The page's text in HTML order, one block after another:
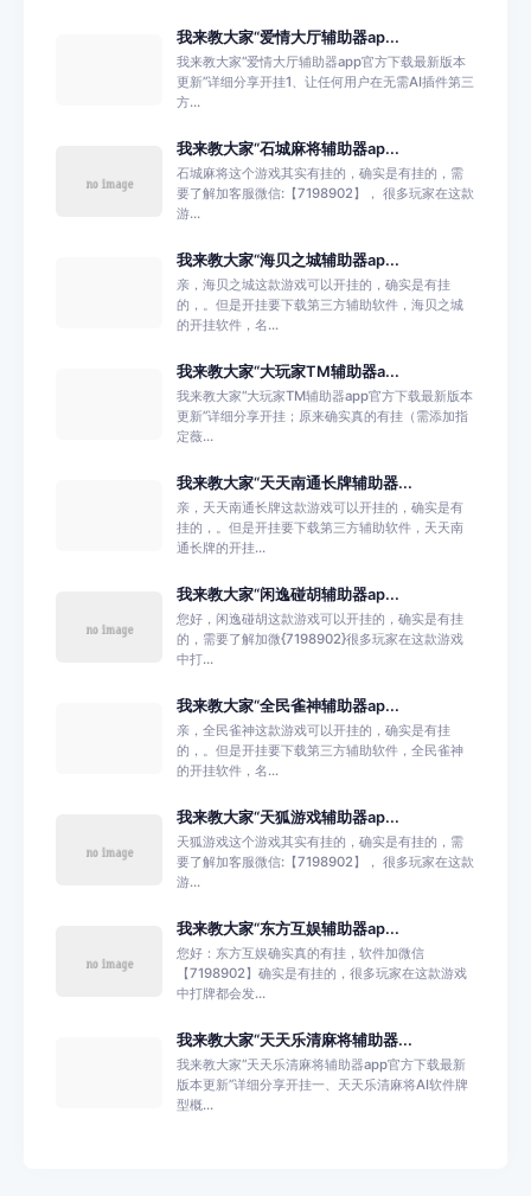
我来教大家“爱情大厅辅助器ap...
我来教大家“爱情大厅辅助器app官方下载最新版本
更新”详细分享开挂1、让任何用户在无需AI插件第三
方...
我来教大家“石城麻将辅助器ap...
石城麻将这个游戏其实有挂的，确实是有挂的，需
要了解加客服微信:【7198902】， 很多玩家在这款
游...
我来教大家“海贝之城辅助器ap...
亲，海贝之城这款游戏可以开挂的，确实是有挂
的，。但是开挂要下载第三方辅助软件，海贝之城
的开挂软件，名...
我来教大家“大玩家TM辅助器a...
我来教大家“大玩家TM辅助器app官方下载最新版本
更新”详细分享开挂；原来确实真的有挂（需添加指
定薇...
我来教大家“天天南通长牌辅助器...
亲，天天南通长牌这款游戏可以开挂的，确实是有
挂的，。但是开挂要下载第三方辅助软件，天天南
通长牌的开挂...
我来教大家“闲逸碰胡辅助器ap...
您好，闲逸碰胡这款游戏可以开挂的，确实是有挂
的，需要了解加微{7198902}很多玩家在这款游戏
中打...
我来教大家“全民雀神辅助器ap...
亲，全民雀神这款游戏可以开挂的，确实是有挂
的，。但是开挂要下载第三方辅助软件，全民雀神
的开挂软件，名...
我来教大家“天狐游戏辅助器ap...
天狐游戏这个游戏其实有挂的，确实是有挂的，需
要了解加客服微信:【7198902】， 很多玩家在这款
游...
我来教大家“东方互娱辅助器ap...
您好：东方互娱确实真的有挂，软件加微信
【7198902】确实是有挂的，很多玩家在这款游戏
中打牌都会发...
我来教大家“天天乐清麻将辅助器...
我来教大家“天天乐清麻将辅助器app官方下载最新
版本更新”详细分享开挂一、天天乐清麻将AI软件牌
型概...